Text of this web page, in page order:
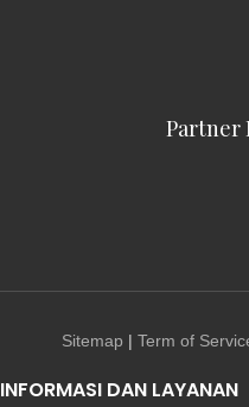
Partner
Sitemap | Term of
INFORMASI DAN LAYANAN